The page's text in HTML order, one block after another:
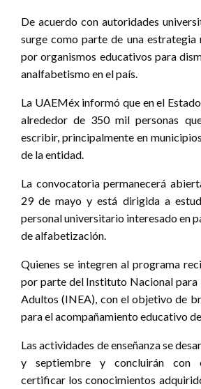
De acuerdo con autoridades
surge como parte de una estrategia
por organismos educativos para
analfabetismo en el país.
La UAEMéx informó que en el
alrededor de 350 mil personas
escribir, principalmente en
de la entidad.
La convocatoria permanecerá
29 de mayo y está dirigida a
personal universitario interesado en
de alfabetización.
Quienes se integren al programa
por parte del Instituto Nacional para
Adultos (INEA), con el objetivo de
para el acompañamiento educativo
Las actividades de enseñanza se
y septiembre y concluirán con
certificar los conocimientos